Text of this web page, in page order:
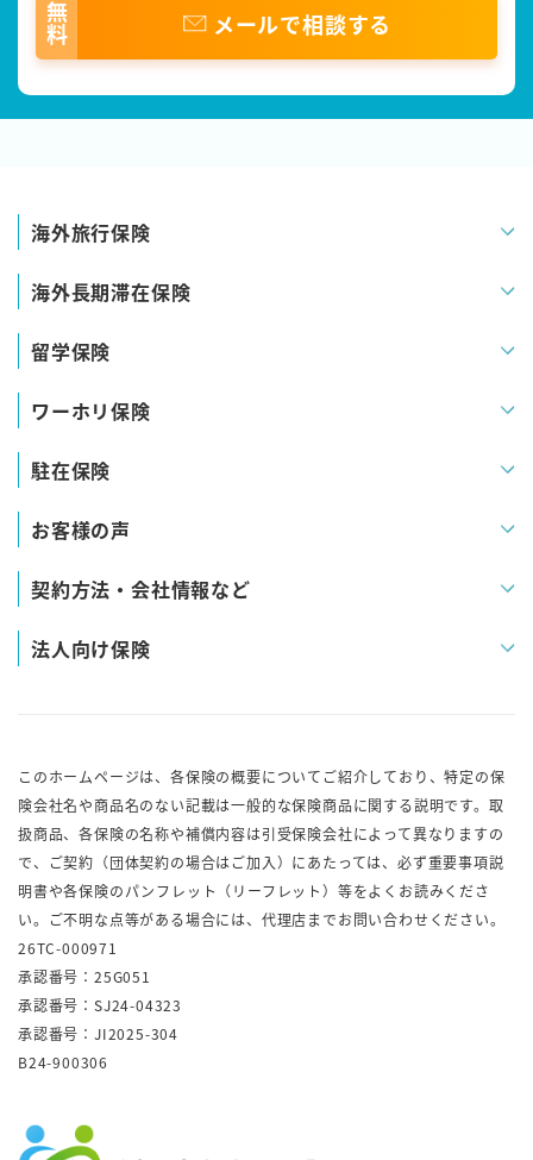
無料 メールで相談する
海外旅行保険
海外長期滞在保険
留学保険
ワーホリ保険
駐在保険
お客様の声
契約方法・会社情報など
法人向け保険
このホームページは、各保険の概要についてご紹介しており、特定の保
険会社名や商品名のない記載は一般的な保険商品に関する説明です。取
扱商品、各保険の名称や補償内容は引受保険会社によって異なりますの
で、ご契約（団体契約の場合はご加入）にあたっては、必ず重要事項説
明書や各保険のパンフレット（リーフレット）等をよくお読みくださ
い。ご不明な点等がある場合には、代理店までお問い合わせください。
26TC-000971
承認番号：25G051
承認番号：SJ24-04323
承認番号：JI2025-304
B24-900306